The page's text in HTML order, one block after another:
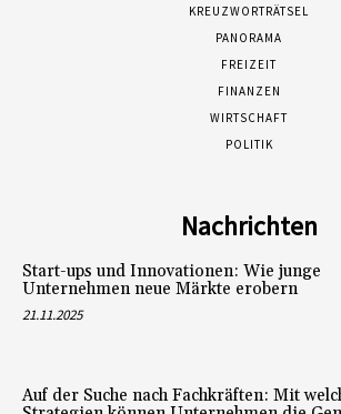
KREUZWORTRÄTSEL
PANORAMA
FREIZEIT
FINANZEN
WIRTSCHAFT
POLITIK
Nachrichten
Start-ups und Innovationen: Wie junge
Unternehmen neue Märkte erobern
21.11.2025
Auf der Suche nach Fachkräften: Mit